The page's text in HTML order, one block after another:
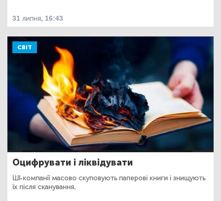
31 липня, 16:43
СВІТ
Оцифрувати і ліквідувати
ШІ-компанії масово скуповують паперові книги і знищують
їх після сканування.